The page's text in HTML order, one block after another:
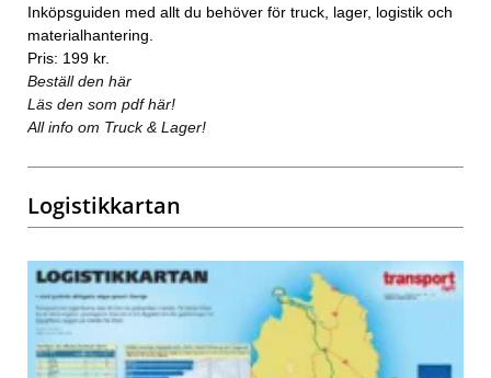
Inköpsguiden med allt du behöver för truck, lager, logistik och
materialhantering.
Pris: 199 kr.
Beställ den här
Läs den som pdf här!
All info om Truck & Lager!
Logistikkartan